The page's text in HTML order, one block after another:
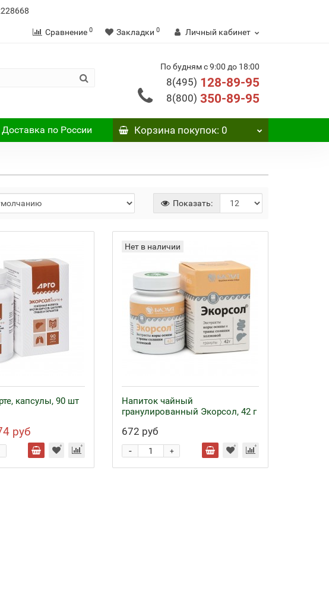
Сравнение 0 Закладки 0 Личный кабинет
По будням с 9:00 до 18:00
8(495) 128-89-95
8(800) 350-89-95
Доставка по России Корзинапокупок: 0
Показать:
капсулы, 90 шт
руб
Нет в наличии
Напиток чайный
гранулированный Экорсол, 42 г
672 руб
+
-